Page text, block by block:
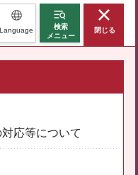
Language
検索
メニュー
閉じる
応等について